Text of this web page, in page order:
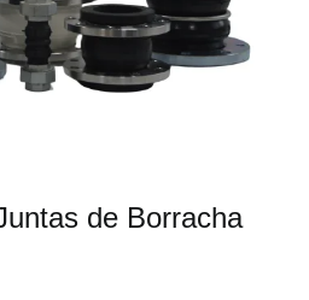
de Borracha